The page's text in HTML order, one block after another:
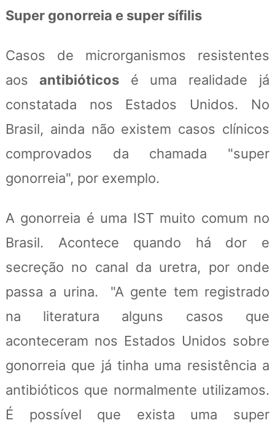
Super gonorreia e super sífilis
Casos de microrganismos resistentes
aos antibióticosé uma realidade já
constatada nos Estados Unidos. No
Brasil, ainda não existem casos clínicos
comprovados da chamada "super
gonorreia", por exemplo.
A gonorreia é uma IST muito comum no
Brasil. Acontece quando há dor e
secreção no canal da uretra, por onde
passa a urina. "A gente tem registrado
na literatura alguns casos que
aconteceram nos Estados Unidos sobre
gonorreia que já tinha uma resistência a
antibióticos que normalmente utilizamos.
É possível que exista uma super